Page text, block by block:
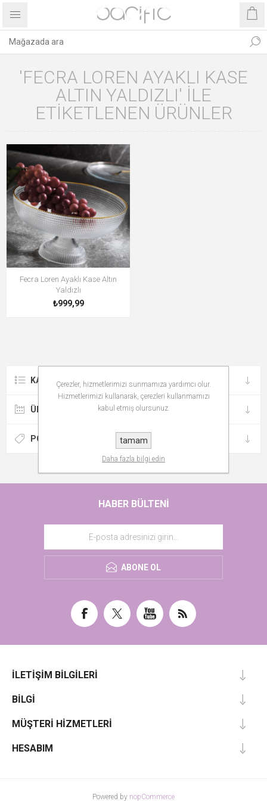
'FECRA LOREN AYAKLI KASE
ALTIN YALDIZLI' ILE
ETIKETLENEN ÜRÜNLER
Fecra Loren Ayaklı Kase Altın
Yaldızlı
₺999,99
KATEGORILER
ÜRETICILER
POPÜLER ETIKETLER
HABER BÜLTENI
ABONE OL
İLETIŞIM BILGILERI
BILGI
MÜŞTERI HIZMETLERI
HESABIM
Powered by nopCommerce
Çerezler, hizmetlerimizi sunmamıza yardımcı olur.
Hizmetlerimizi kullanarak, çerezleri kullanmamızı
kabul etmiş olursunuz.
tamam
Daha fazla bilgi edin